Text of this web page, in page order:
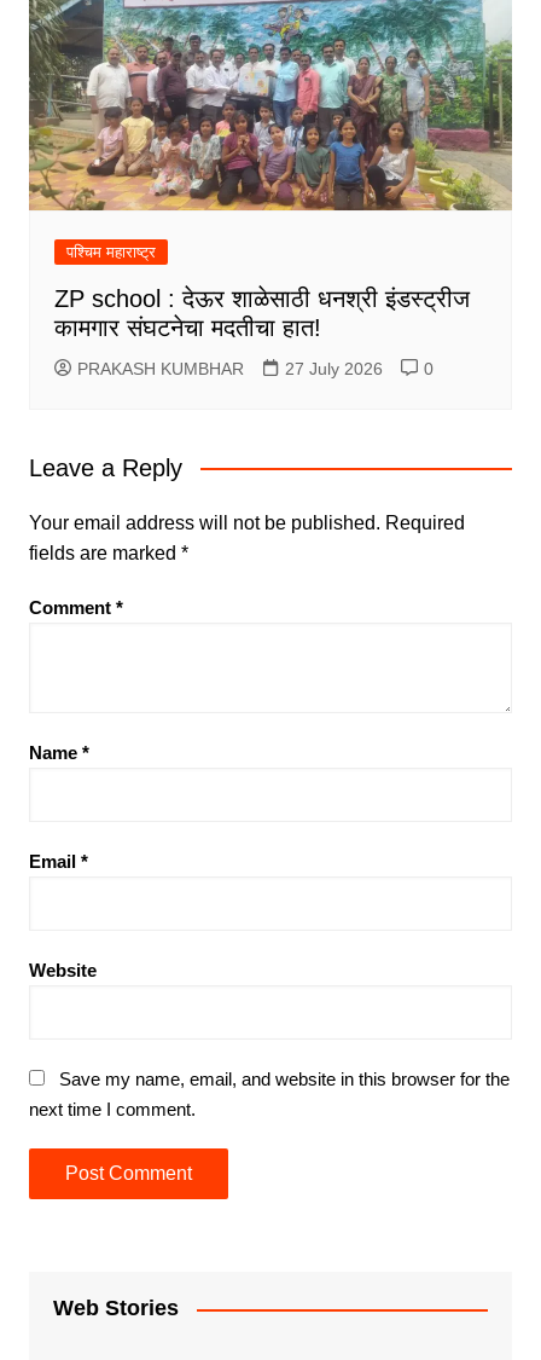
पश्चिम महाराष्ट्र
ZP school : देऊर शाळेसाठी धनश्री इंडस्ट्रीज
कामगार संघटनेचा मदतीचा हात!
PRAKASH KUMBHAR 27 July 2026 0
Leave a Reply
Your email address will not be published. Required
fields are marked *
Comment *
Name *
Email *
Website
Save my name, email, and website in this browser for the
next time I comment.
Web Stories